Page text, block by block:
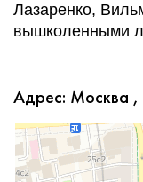
Лазаренко,
вышколенными
Адрес: Москва ,